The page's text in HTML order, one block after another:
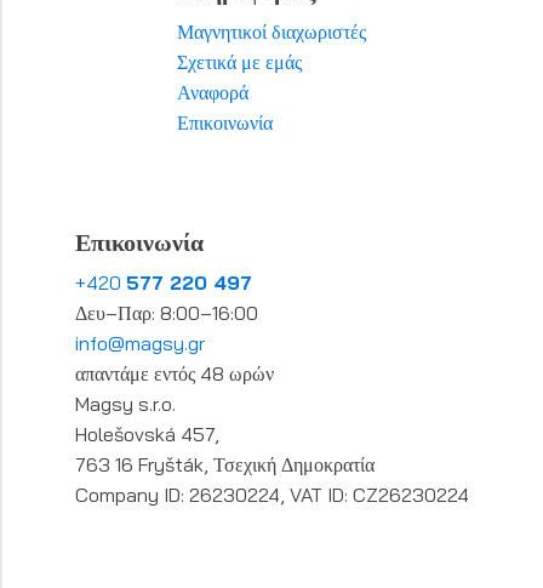
Μαγνητικοί διαχωριστές
Σχετικά με εμάς
Αναφορά
Επικοινωνία
Επικοινωνία
+420 577 220 497
Δευ–Παρ: 8:00–16:00
info@magsy.gr
απαντάμε εντός 48 ωρών
Magsy s.r.o.
Holešovská 457,
763 16 Fryšták, Τσεχική Δημοκρατία
Company ID: 26230224, VAT ID: CZ26230224